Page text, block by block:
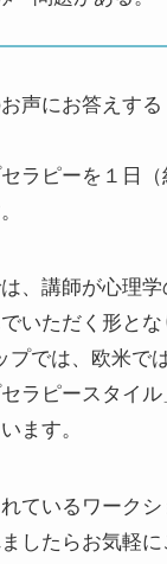
声にお答えす
ラピーを１日
。
、講師が心理
いただく形と
プでは、欧米で
ラピースタイ
ます。
ているワークシ
したらお気軽